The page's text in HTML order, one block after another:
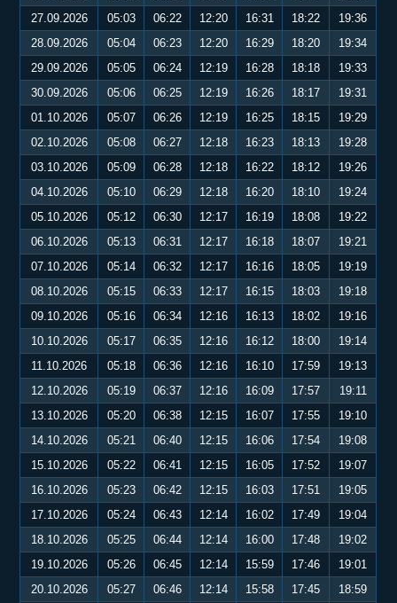
27.09.2026
05:03 06:22 12:20 16:31 18:22
19:36
28.09.2026
05:04 06:23 12:20 16:29 18:20
19:34
29.09.2026
05:05 06:24 12:19 16:28 18:18
19:33
30.09.2026
05:06 06:25 12:19 16:26 18:17
19:31
01.10.2026
05:07 06:26 12:19 16:25 18:15
19:29
02.10.2026
05:08 06:27 12:18 16:23 18:13
19:28
03.10.2026
05:09 06:28 12:18 16:22 18:12
19:26
04.10.2026
05:10 06:29 12:18 16:20 18:10
19:24
05.10.2026
05:12 06:30 12:17 16:19 18:08
19:22
06.10.2026
05:13 06:31 12:17 16:18 18:07
19:21
07.10.2026
05:14 06:32 12:17 16:16 18:05
19:19
08.10.2026
05:15 06:33 12:17 16:15 18:03
19:18
09.10.2026
05:16 06:34 12:16 16:13 18:02
19:16
10.10.2026
05:17 06:35 12:16 16:12 18:00
19:14
11.10.2026
05:18 06:36 12:16 16:10 17:59
19:13
12.10.2026
05:19 06:37 12:16 16:09 17:57
19:11
13.10.2026
05:20 06:38 12:15 16:07 17:55
19:10
14.10.2026
05:21 06:40 12:15 16:06 17:54
19:08
15.10.2026
05:22 06:41 12:15 16:05 17:52
19:07
16.10.2026
05:23 06:42 12:15 16:03 17:51
19:05
17.10.2026
05:24 06:43 12:14 16:02 17:49
19:04
18.10.2026
05:25 06:44 12:14 16:00 17:48
19:02
19.10.2026
05:26 06:45 12:14 15:59 17:46
19:01
20.10.2026
05:27 06:46 12:14 15:58 17:45
18:59